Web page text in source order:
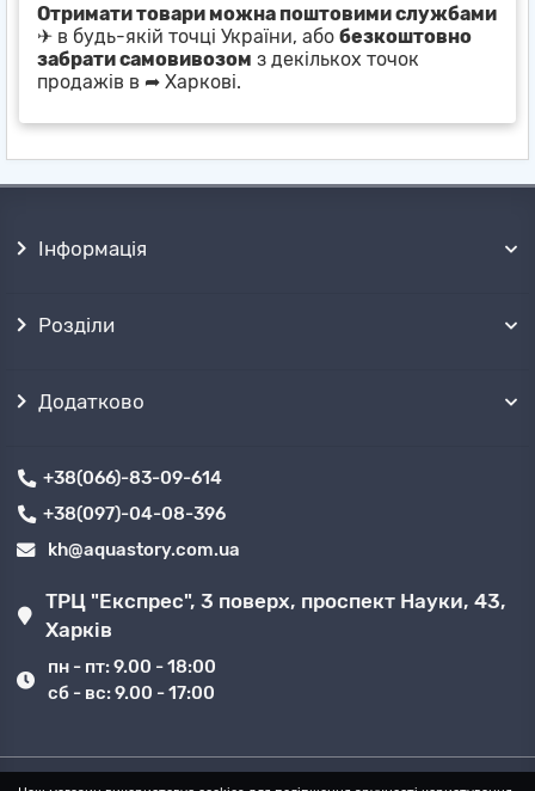
Отримати товари можна поштовими службами
✈ в будь-якій точці України, або безкоштовно
забрати самовивозом з декількох точок
продажів в ➦ Харкові.
Інформація
Розділи
Додатково
+38(066)-83-09-614
+38(097)-04-08-396
kh@aquastory.com.ua
ТРЦ "Експрес", 3 поверх, проспект Науки, 43,
Харків
пн - пт: 9.00 - 18:00
сб - вс: 9.00 - 17:00